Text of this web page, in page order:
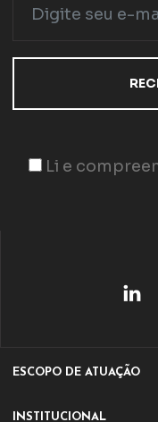
Li e
ESCOPO DE ATUAÇÃO
ATIVIDADES
INSTITUCIONAL